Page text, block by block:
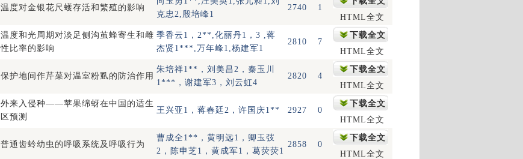
温度对金银花尺蠖存活和繁殖的影响
克忠2,殷培峰1
2740 1
HTML全文
温度和光周期对淡足侧沟茧蜂寄生和雌
性比率的影响
季香云1，2**,化丽丹1，3 ,蒋
杰贤1***,万年峰1,杨建军1
2810 7
下载全文
HTML全文
保护地间作芹菜对温室粉虱的防治作用
朱培祥1**，刘美昌2，秦玉川
1***，谢建军3，刘云虹4
2820 4
下载全文
HTML全文
外来入侵种——苹果绵蚜在中国的适生
区预测
王兴亚1，蒋春廷2，许国庆1** 2927 0
下载全文
HTML全文
普通齿蛉幼虫的呼吸系统及呼吸行为
曹成全1**，黄明远1，卿玉弢
2，陈申芝1，黄成军1，葛荧荧1
2858 0
下载全文
HTML全文